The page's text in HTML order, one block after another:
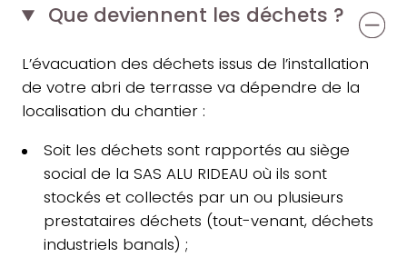
Que deviennent les déchets ?
L’évacuation des déchets issus de l’installation
de votre abri de terrasse va dépendre de la
localisation du chantier :
Soit les déchets sont rapportés au siège
social de la SAS ALU RIDEAU où ils sont
stockés et collectés par un ou plusieurs
prestataires déchets (tout-venant, déchets
industriels banals) ;